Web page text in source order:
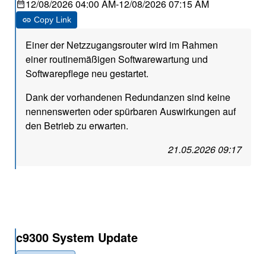
12/08/2026 04:00 AM-12/08/2026 07:15 AM
Copy Link
Einer der Netzzugangsrouter wird im Rahmen
einer routinemäßigen Softwarewartung und
Softwarepflege neu gestartet.
Dank der vorhandenen Redundanzen sind keine
nennenswerten oder spürbaren Auswirkungen auf
den Betrieb zu erwarten.
21.05.2026 09:17
c9300 System Update